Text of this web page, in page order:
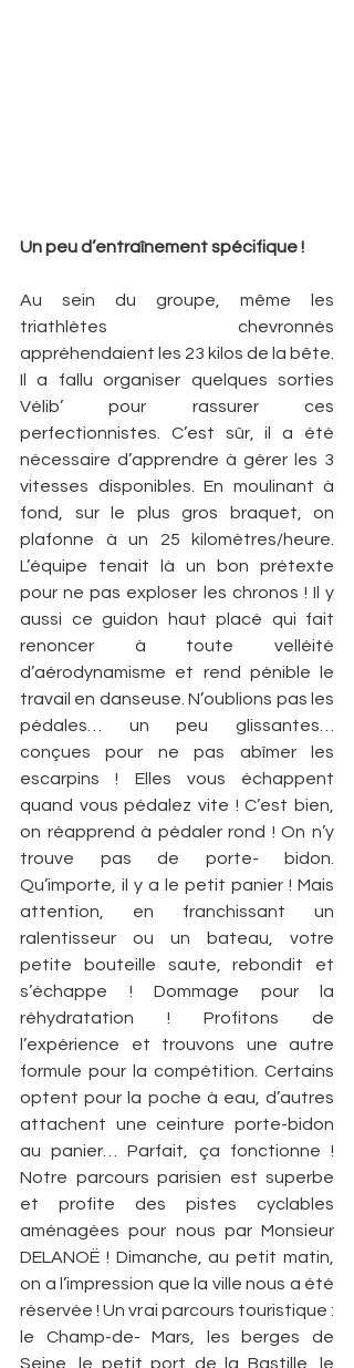
Un peu d’entraînement spécifique !
Au sein du groupe, même les
triathlètes chevronnés
appréhendaient les 23 kilos de la bête.
Il a fallu organiser quelques sorties
Vélib’ pour rassurer ces
perfectionnistes. C’est sûr, il a été
nécessaire d’apprendre à gérer les 3
vitesses disponibles. En moulinant à
fond, sur le plus gros braquet, on
plafonne à un 25 kilomètres/heure.
L’équipe tenait là un bon prétexte
pour ne pas exploser les chronos ! Il y
aussi ce guidon haut placé qui fait
renoncer à toute velléité
d’aérodynamisme et rend pénible le
travail en danseuse. N’oublions pas les
pédales… un peu glissantes…
conçues pour ne pas abîmer les
escarpins ! Elles vous échappent
quand vous pédalez vite ! C’est bien,
on réapprend à pédaler rond ! On n’y
trouve pas de porte- bidon.
Qu’importe, il y a le petit panier ! Mais
attention, en franchissant un
ralentisseur ou un bateau, votre
petite bouteille saute, rebondit et
s’échappe ! Dommage pour la
réhydratation ! Profitons de
l’expérience et trouvons une autre
formule pour la compétition. Certains
optent pour la poche à eau, d’autres
attachent une ceinture porte-bidon
au panier… Parfait, ça fonctionne !
Notre parcours parisien est superbe
et profite des pistes cyclables
aménagées pour nous par Monsieur
DELANOË ! Dimanche, au petit matin,
on a l’impression que la ville nous a été
réservée ! Un vrai parcours touristique :
le Champ-de- Mars, les berges de
Seine, le petit port de la Bastille, le